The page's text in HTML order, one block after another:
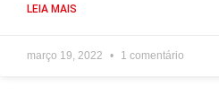
LEIA MAIS
março 19, 2022 1 comentário